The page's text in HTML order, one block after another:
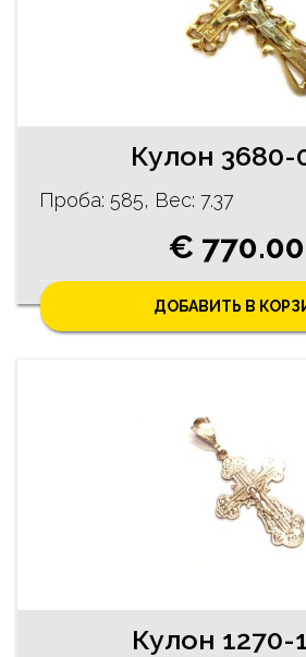
Кулон 3680-
Проба: 585, Bес: 7.37
€ 770.00
ДОБАВИТЬ В
Кулон 1270-